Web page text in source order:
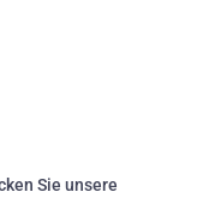
Sie unsere